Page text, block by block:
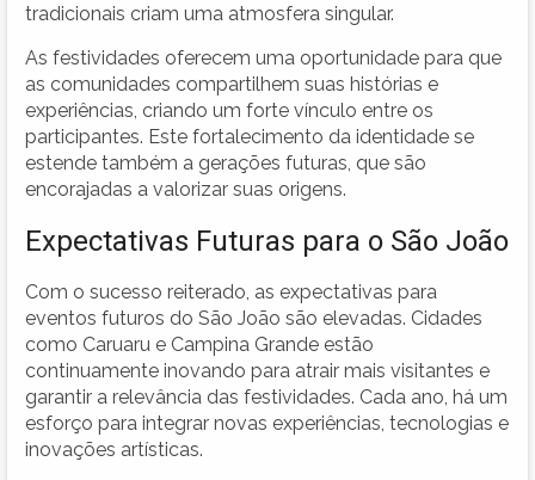
tradicionais criam uma atmosfera singular.
As festividades oferecem uma oportunidade para que
as comunidades compartilhem suas histórias e
experiências, criando um forte vínculo entre os
participantes. Este fortalecimento da identidade se
estende também a gerações futuras, que são
encorajadas a valorizar suas origens.
Expectativas Futuras para o São João
Com o sucesso reiterado, as expectativas para
eventos futuros do São João são elevadas. Cidades
como Caruaru e Campina Grande estão
continuamente inovando para atrair mais visitantes e
garantir a relevância das festividades. Cada ano, há um
esforço para integrar novas experiências, tecnologias e
inovações artísticas.